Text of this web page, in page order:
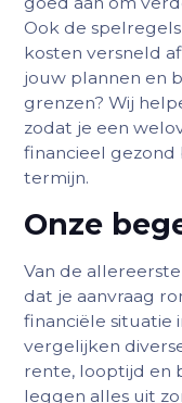
Ook de
kosten versneld
jouw plannen en
grenzen? Wij
zodat je een
financieel
termijn.
Onze
Van de
dat je aanvraag
financiële situatie
vergelijken
rente, looptijd en
leggen alles uit